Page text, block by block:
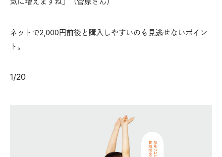
ネットで2,000円前後と購入しやすいのも見逃せないポイン
ト。
1/20